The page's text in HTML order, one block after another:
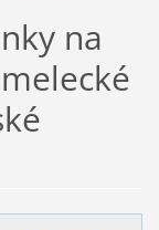
na